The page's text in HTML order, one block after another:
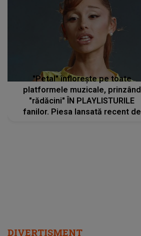
"Petal" înflorește pe toate
platformele muzicale, prinzând
"rădăcini" ÎN PLAYLISTURILE
fanilor. Piesa lansată recent de
DIVERTISMENT